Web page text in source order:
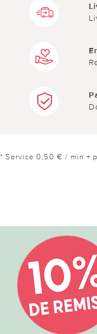
* Service 0,50 € / min +